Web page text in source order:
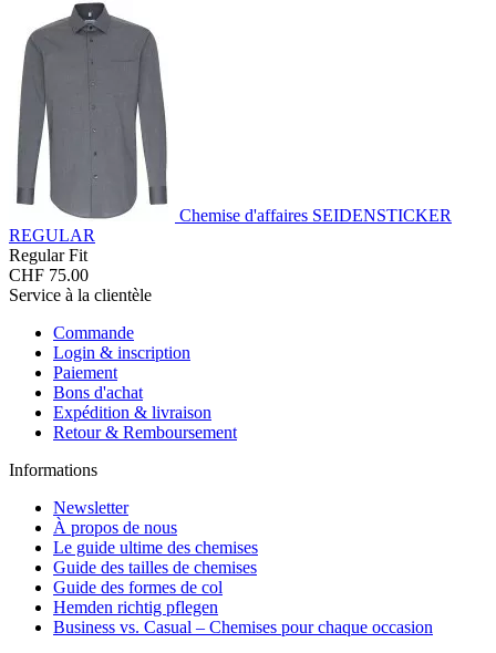
Chemise d'affaires SEIDENSTICKER
REGULAR
Regular Fit
CHF 75.00
Service à la clientèle
Commande
Login & inscription
Paiement
Bons d'achat
Expédition & livraison
Retour & Remboursement
Informations
Newsletter
À propos de nous
Le guide ultime des chemises
Guide des tailles de chemises
Guide des formes de col
Hemden richtig pflegen
Business vs. Casual – Chemises pour chaque occasion